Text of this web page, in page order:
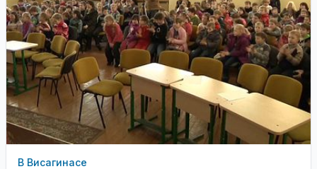
В Висагинасе